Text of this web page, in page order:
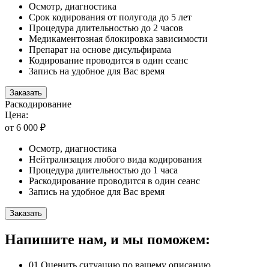
Осмотр, диагностика
Срок кодирования от полугода до 5 лет
Процедура длительностью до 2 часов
Медикаментозная блокировка зависимости
Препарат на основе дисульфирама
Кодирование проводится в один сеанс
Запись на удобное для Вас время
Заказать
Раскодирование
Цена:
от 6 000 ₽
Осмотр, диагностика
Нейтрализация любого вида кодирования
Процедура длительностью до 1 часа
Раскодирование проводится в один сеанс
Запись на удобное для Вас время
Заказать
Напишите нам, и мы поможем:
01 Оценить ситуацию по вашему описанию